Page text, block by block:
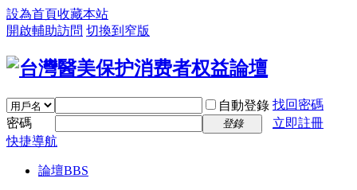
設為首頁收藏本站
開啟輔助訪問 切換到窄版
自動登錄 找回密碼
密碼
登錄
立即註冊
快捷導航
論壇BBS